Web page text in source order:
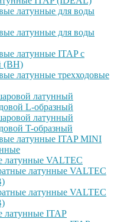
латунные для воды
латунные для воды
латунные ITAP с
(ВН)
латунные трехходовые
латунный
L-образный
латунный
T-образный
латунные ITAP MINI
латунные VALTEC
латунные VALTEC
латунные VALTEC
латунные ITAP